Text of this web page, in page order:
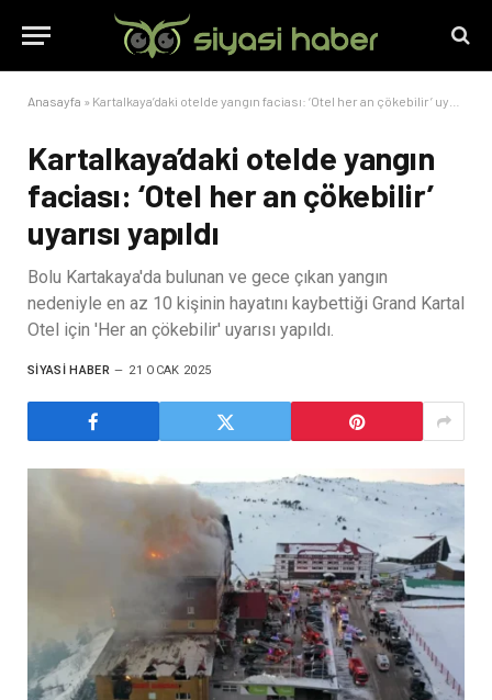
Anasayfa » Kartalkaya’daki otelde yangın faciası: ‘Otel her an çökebilir’ uyarısı yapıldı
Kartalkaya’daki otelde yangın
faciası: ‘Otel her an çökebilir’
uyarısı yapıldı
Bolu Kartakaya'da bulunan ve gece çıkan yangın
nedeniyle en az 10 kişinin hayatını kaybettiği Grand Kartal
Otel için 'Her an çökebilir' uyarısı yapıldı.
SIYASI HABER 21 OCAK 2025